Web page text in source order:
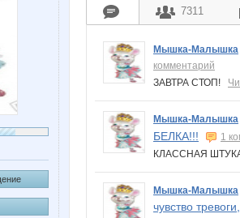
7311
Мышка-Малышка
комментарий
ЗАВТРА СТОП!
Мышка-Малышка
БЕЛКА!!!
1
КЛАССНАЯ
Мышка-Малышка
чувство